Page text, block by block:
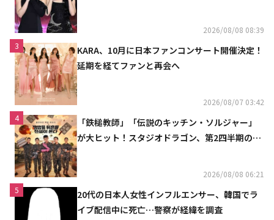
2026/08/08 08:39
3
KARA、10月に日本ファンコンサート開催決定！
延期を経てファンと再会へ
2026/08/07 03:42
4
「鉄槌教師」「伝説のキッチン・ソルジャー」
が大ヒット！スタジオドラゴン、第2四半期の売
2026/08/08 06:21
5
20代の日本人女性インフルエンサー、韓国でラ
イブ配信中に死亡…警察が経緯を調査